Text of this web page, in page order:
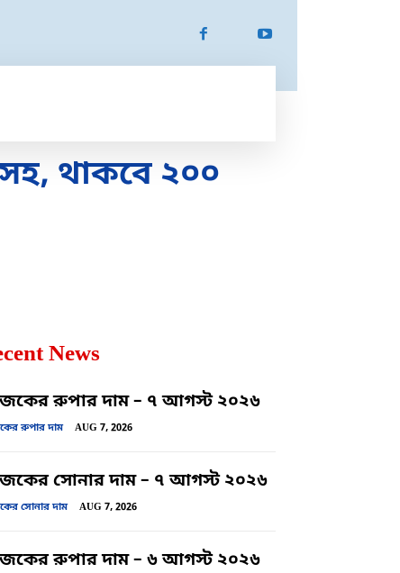
থাকবে ২০০
News
রুপার দাম – ৭ আগস্ট ২০২৬
রুপার দাম AUG 7, 2026
সোনার দাম – ৭ আগস্ট ২০২৬
সোনার দাম AUG 7, 2026
রুপার দাম – ৬ আগস্ট ২০২৬